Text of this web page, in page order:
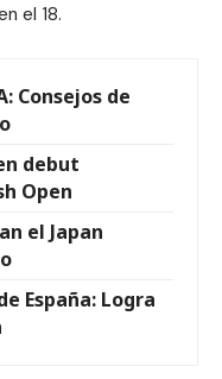
el 18.
Consejos de
debut
Open
el Japan
España: Logra